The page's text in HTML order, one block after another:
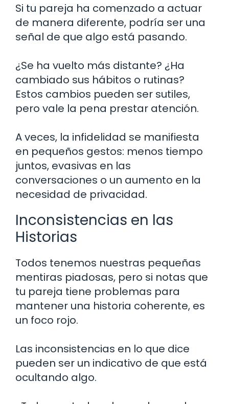
Si tu pareja ha comenzado a actuar
de manera diferente, podría ser una
señal de que algo está pasando.
¿Se ha vuelto más distante? ¿Ha
cambiado sus hábitos o rutinas?
Estos cambios pueden ser sutiles,
pero vale la pena prestar atención.
A veces, la infidelidad se manifiesta
en pequeños gestos: menos tiempo
juntos, evasivas en las
conversaciones o un aumento en la
necesidad de privacidad.
Inconsistencias en las
Historias
Todos tenemos nuestras pequeñas
mentiras piadosas, pero si notas que
tu pareja tiene problemas para
mantener una historia coherente, es
un foco rojo.
Las inconsistencias en lo que dice
pueden ser un indicativo de que está
ocultando algo.